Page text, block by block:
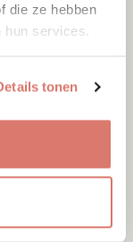
die ze hebben
hun services.
tonen